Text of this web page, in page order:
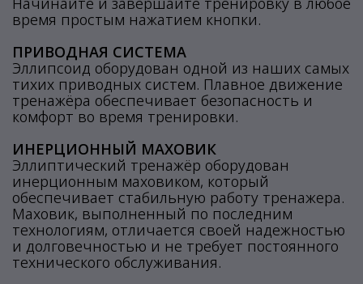
время простым нажатием кнопки.
ПРИВОДНАЯ СИСТЕМА
Эллипсоид оборудован одной из наших самых
тихих приводных систем. Плавное движение
тренажёра обеспечивает безопасность и
комфорт во время тренировки.
ИНЕРЦИОННЫЙ МАХОВИК
Эллиптический тренажёр оборудован
инерционным маховиком, который
обеспечивает стабильную работу тренажера.
Маховик, выполненный по последним
технологиям, отличается своей надежностью
и долговечностью и не требует постоянного
технического обслуживания.